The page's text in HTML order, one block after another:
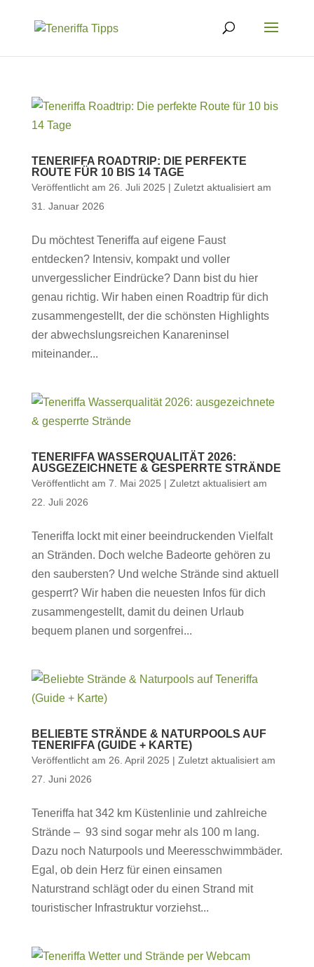
TENERIFFA ROADTRIP: DIE PERFEKTE
ROUTE FÜR 10 BIS 14 TAGE
Veröffentlicht am 26. Juli 2025 | Zuletzt aktualisiert am
31. Januar 2026
Du möchtest Teneriffa auf eigene Faust
entdecken? Intensiv, kompakt und voller
unvergesslicher Eindrücke? Dann bist du hier
genau richtig. Wir haben einen Roadtrip für dich
zusammengestellt, der die schönsten Highlights
der abwechslungsreichen Kanareninsel
miteinander...
TENERIFFA WASSERQUALITÄT 2026:
AUSGEZEICHNETE & GESPERRTE STRÄNDE
Veröffentlicht am 7. Mai 2025 | Zuletzt aktualisiert am
22. Juli 2026
Teneriffa lockt mit einer beeindruckenden Vielfalt
an Stränden. Doch welche Badeorte gehören zu
den saubersten? Und welche Strände sind aktuell
gesperrt? Wir haben die neuesten Infos für dich
zusammengestellt, damit du deinen Urlaub
bequem planen und sorgenfrei...
BELIEBTE STRÄNDE & NATURPOOLS AUF
TENERIFFA (GUIDE + KARTE)
Veröffentlicht am 26. April 2025 | Zuletzt aktualisiert am
27. Juni 2026
Teneriffa hat 342 km Küstenlinie und zahlreiche
Strände – 93 sind sogar mehr als 100 m lang.
Dazu noch Naturpools und Meeresschwimmbäder.
Egal, ob dein Herz für einen einsamen
Naturstrand schlägt oder du einen Strand mit
touristischer Infrastruktur vorziehst...